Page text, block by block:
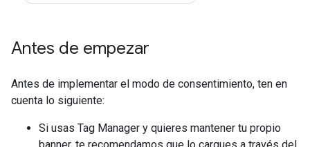
Antes de empezar
Antes de implementar el modo de consentimiento, ten en
cuenta lo siguiente:
Si usas Tag Manager y quieres mantener tu propio